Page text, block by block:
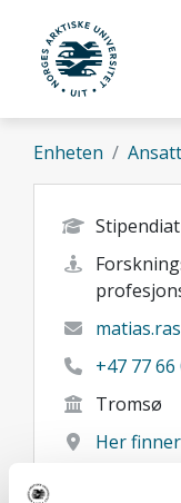
Gå til hovedinnhold
UiT Norges
Enheten
Stipendiat
+47 77 66
Tromsø
Her